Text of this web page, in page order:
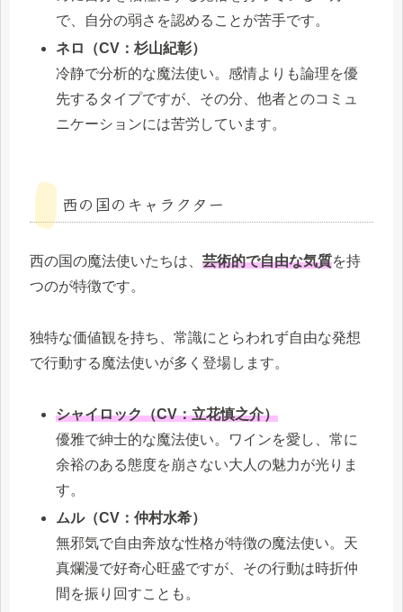
で、自分の弱さを認めることが苦手です。
ネロ（CV：杉山紀彰）
冷静で分析的な魔法使い。感情よりも論理を優
先するタイプですが、その分、他者とのコミュ
ニケーションには苦労しています。
西の国のキャラクター
西の国の魔法使いたちは、 芸術的で自由な気質を持
つのが特徴です。
独特な価値観を持ち、常識にとらわれず自由な発想
で行動する魔法使いが多く登場します。
シャイロック（CV：立花慎之介）
優雅で紳士的な魔法使い。ワインを愛し、常に
余裕のある態度を崩さない大人の魅力が光りま
す。
ムル（CV：仲村水希）
無邪気で自由奔放な性格が特徴の魔法使い。天
真爛漫で好奇心旺盛ですが、その行動は時折仲
間を振り回すことも。